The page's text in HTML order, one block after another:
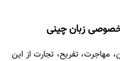
زبان چینی
مهاجرت، تفریح، تجارت از این